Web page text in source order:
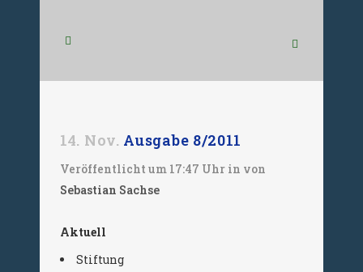
14. Nov. Ausgabe 8/2011
Veröffentlicht um 17:47 Uhr in von
Sebastian Sachse
Aktuell
Stiftung